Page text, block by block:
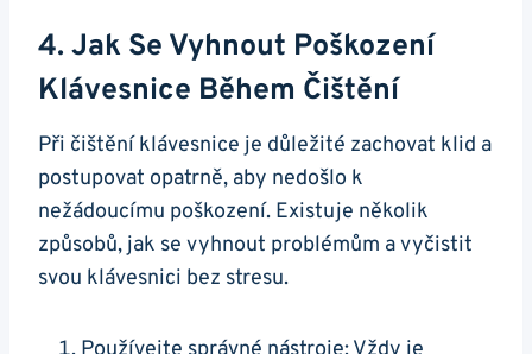
4. Jak Se Vyhnout Poškození
Klávesnice Během​ Čištění
Při čištění klávesnice je důležité zachovat klid a⁢
postupovat opatrně, aby nedošlo k
nežádoucímu poškození. ⁣Existuje několik
způsobů, jak se vyhnout problémům a vyčistit
svou klávesnici bez stresu.